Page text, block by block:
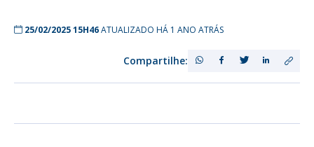
25/02/2025 15H46ATUALIZADO HÁ 1 ANO ATRÁS
Compartilhe: